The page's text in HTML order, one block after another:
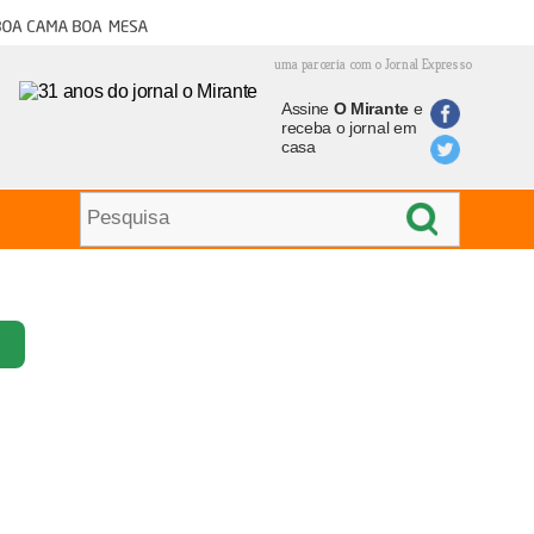
cama boa mesa
uma parceria com o Jornal Expresso
Assine O Mirantee
receba o jornal em
casa